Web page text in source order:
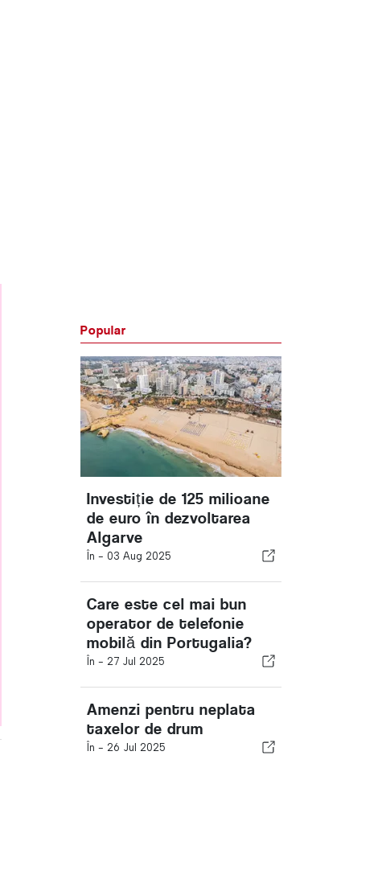
Popular
Investiție de 125 milioane
de euro în dezvoltarea
Algarve
În - 03 Aug 2025
Care este cel mai bun
operator de telefonie
mobilă din Portugalia?
În - 27 Jul 2025
Amenzi pentru neplata
taxelor de drum
În - 26 Jul 2025